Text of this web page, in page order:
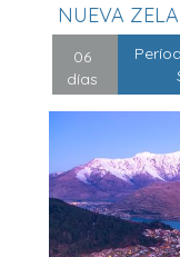
NUEVA
06
días